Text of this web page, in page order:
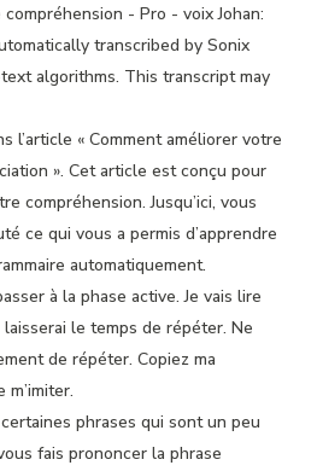
- Pro - voix Johan:
transcribed by Sonix
algorithms. This transcript may
l’article « Comment améliorer votre
». Cet article est conçu pour
compréhension. Jusqu’ici, vous
ce qui vous a permis d’apprendre
automatiquement.
à la phase active. Je vais lire
le temps de répéter. Ne
de répéter. Copiez ma
phrases qui sont un peu
fais prononcer la phrase